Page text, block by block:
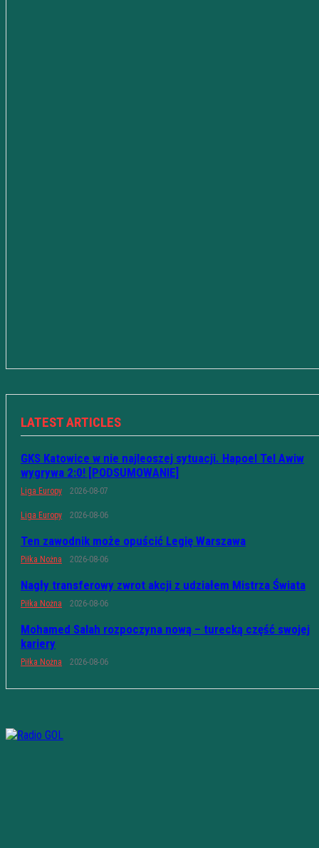
LATEST ARTICLES
GKS Katowice w nie najleoszej sytuacji. Hapoel Tel Awiw
wygrywa 2:0! [PODSUMOWANIE]
Liga Europy 2026-08-07
Liga Europy 2026-08-06
Ten zawodnik może opuścić Legię Warszawa
Piłka Nożna 2026-08-06
Nagły transferowy zwrot akcji z udziałem Mistrza Świata
Piłka Nożna 2026-08-06
Mohamed Salah rozpoczyna nową – turecką część swojej
kariery
Piłka Nożna 2026-08-06